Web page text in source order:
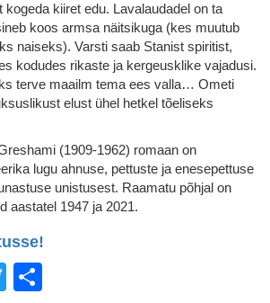
kogeda kiiret edu. Lavalaudadel on ta
koos armsa näitsikuga (kes muutub
naiseks). Varsti saab Stanist spiritist,
kodudes rikaste ja kergeusklike vajadusi.
terve maailm tema ees valla… Ometi
elust ühel hetkel tõeliseks
(1909-1962) romaan on
lugu ahnuse, pettuste ja enesepettuse
unistusest. Raamatu põhjal on
aastatel 1947 ja 2021.
Twitter